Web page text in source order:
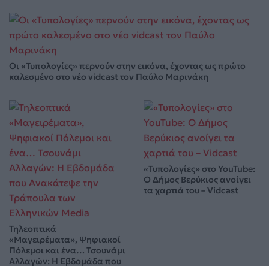
Οι «Τυπολογίες» περνούν στην εικόνα, έχοντας ως πρώτο
καλεσμένο στο νέο vidcast τον Παύλο Μαρινάκη
Τηλεοπτικά
«Μαγειρέματα», Ψηφιακοί
Πόλεμοι και ένα… Τσουνάμι
Αλλαγών: Η Εβδομάδα που
«Τυπολογίες» στο YouTube:
Ο Δήμος Βερύκιος ανοίγει
τα χαρτιά του – Vidcast